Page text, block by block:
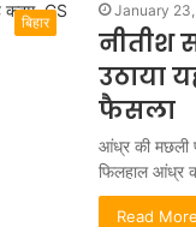
बिहार
January
नीतीश
उठाया
फैसला
आंध्र की मछली
फिलहाल आंध्र
Read